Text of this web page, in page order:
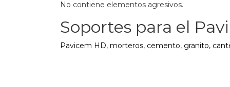
No contiene elementos agresivos.
Soportes para el
Pavicem HD, morteros, cemento, granito,